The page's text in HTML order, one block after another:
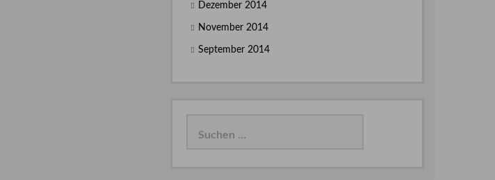
Dezember 2014
November 2014
September 2014